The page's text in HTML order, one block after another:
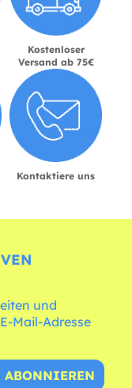
Kostenloser
Versand ab 75€
Kontaktiere uns
und
Mail-Adresse
ABONNIEREN